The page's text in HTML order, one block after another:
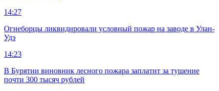
14:27
Огнеборцы ликвидировали условный пожар на заводе в Улан-
Удэ
14:23
В Бурятии виновник лесного пожара заплатит за тушение
почти 300 тысяч рублей